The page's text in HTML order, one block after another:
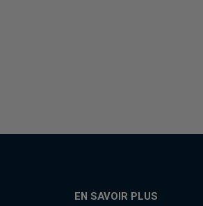
EN SAVOIR PLUS